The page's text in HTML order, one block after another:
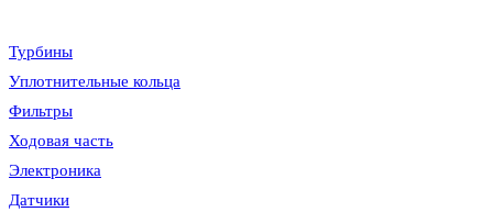
Турбины
Уплотнительные кольца
Фильтры
Ходовая часть
Электроника
Датчики